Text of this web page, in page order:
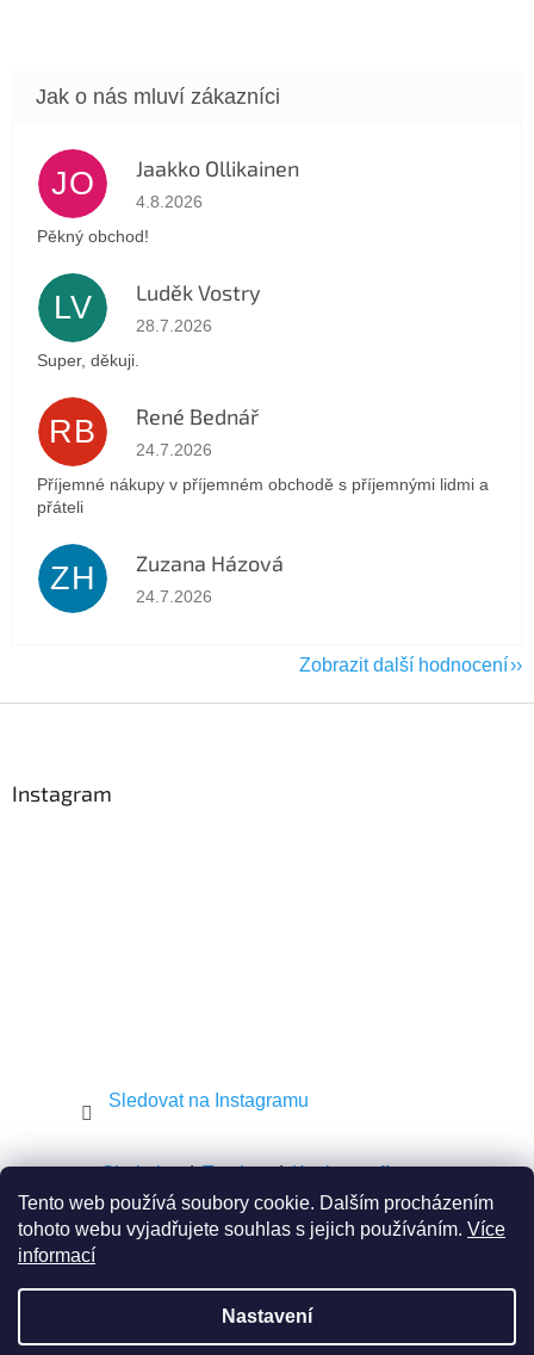
Tento web používá soubory cookie. Dalším procházením
tohoto webu vyjadřujete souhlas s jejich používáním. Více
informací
Nastavení
JO Jaakko Ollikainen
Hodnocení obchodu je 5 z 5 hvězdiček.
4.8.2026
Pěkný obchod!
LV Luděk Vostry
Hodnocení obchodu je 5 z 5 hvězdiček.
28.7.2026
Super, děkuji.
RB René Bednář
Hodnocení obchodu je 5 z 5 hvězdiček.
24.7.2026
Příjemné nákupy v příjemném obchodě s příjemnými lidmi a
přáteli
ZH Zuzana Házová
Hodnocení obchodu je 5 z 5 hvězdiček.
24.7.2026
Zobrazit další hodnocení
Instagram
Sledovat na Instagramu
Shekel.cz Torah.cz Kosher-coffee.cz
Vytvořil Shoptet